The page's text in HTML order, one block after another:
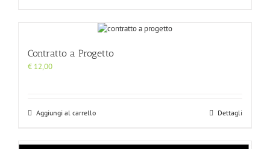
Contratto a Progetto
€ 12,00
Aggiungi al carrello Dettagli